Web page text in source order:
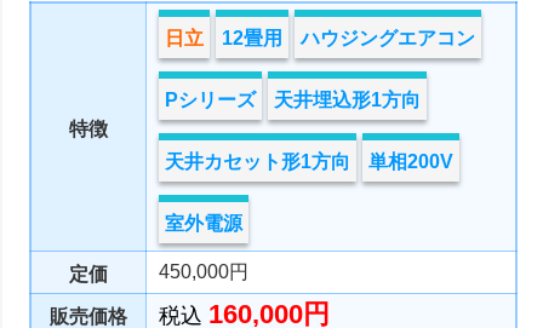
特徴
日立 12畳用 ハウジングエアコン
Pシリーズ 天井埋込形1方向
天井カセット形1方向 単相200V
室外電源
定価 450,000円
販売価格 税込 160,000円